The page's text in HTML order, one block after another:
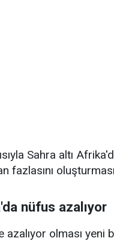
Sahra altı
fazlasını
nüfus azalıyor
olması yeni